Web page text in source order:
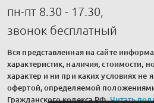
пн-пт 8.30 - 17.30,
звонок бесплатный
Вся представленная на сайте
характеристик, наличия, стоимости,
характер и ни при каких условиях не
офертой, определяемой положениями
Гражданского кодекса РФ.Читать